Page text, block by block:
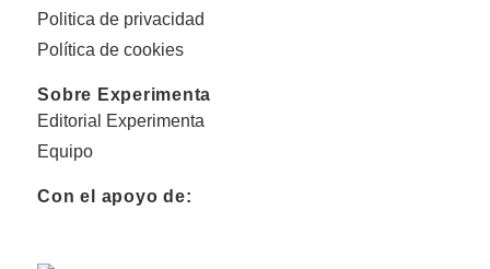
Politica de privacidad
Política de cookies
Sobre Experimenta
Editorial Experimenta
Equipo
Con el apoyo de: